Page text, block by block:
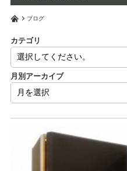
ブログ
カテゴリ
月別アーカイブ